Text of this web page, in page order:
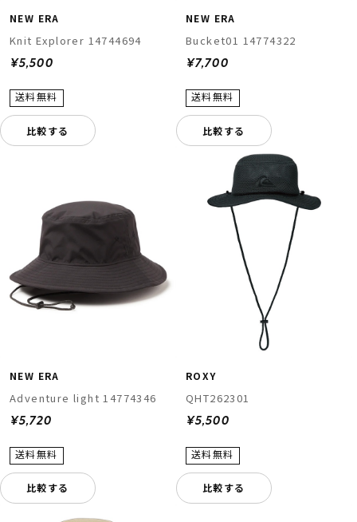
NEW ERA
Knit Explorer 14744694
¥5,500
比較する
NEW ERA
Bucket01 14774322
¥7,700
比較する
NEW ERA
Adventure light 14774346
¥5,720
比較する
ROXY
QHT262301
¥5,500
比較する